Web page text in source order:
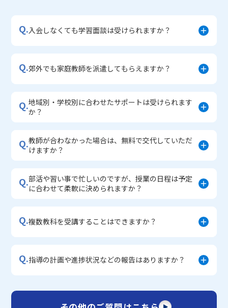
・学習習慣定着コース
Q.入会しなくても学習面談は受けられますか？
Q.郊外でも家庭教師を派遣してもらえますか？
Q.地域別・学校別に合わせたサポートは受けられます
か？
Q.教師が合わなかった場合は、無料で交代していただ
けますか？
Q.部活や習い事で忙しいのですが、授業の日程は予定
に合わせて柔軟に決められますか？
Q.複数教科を受講することはできますか？
Q.指導の計画や進捗状況などの報告はありますか？